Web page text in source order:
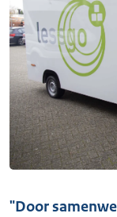
"Door